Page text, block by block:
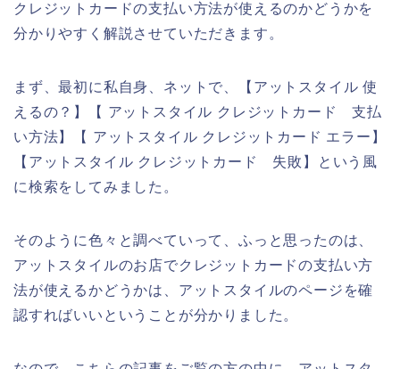
クレジットカードの支払い方法が使えるのかどうかを
分かりやすく解説させていただきます。
まず、最初に私自身、ネットで、【アットスタイル 使
えるの？】【 アットスタイル クレジットカード 支払
い方法】【 アットスタイル クレジットカード エラー】
【アットスタイル クレジットカード 失敗】という風
に検索をしてみました。
そのように色々と調べていって、ふっと思ったのは、
アットスタイルのお店でクレジットカードの支払い方
法が使えるかどうかは、アットスタイルのページを確
認すればいいということが分かりました。